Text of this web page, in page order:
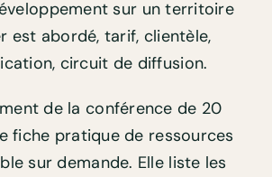
sur un territoire
est abordé, tarif, clientèle,
circuit de diffusion.
de la conférence de 20
fiche pratique de ressources
sur demande. Elle liste les